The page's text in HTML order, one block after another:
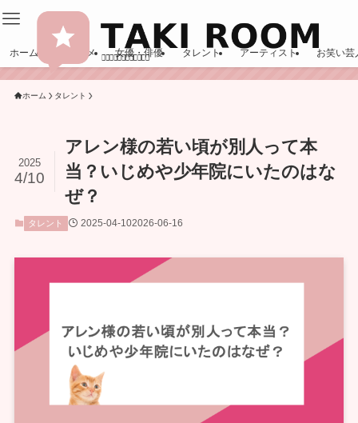
ホーム エンタメ 女優・俳優 タレント アーティスト お笑い芸
ホーム タレント
アレン様の若い頃が別人って本
当？いじめや少年院にいたのはな
ぜ？
2025
4/10
タレント 2025-04-102026-06-16